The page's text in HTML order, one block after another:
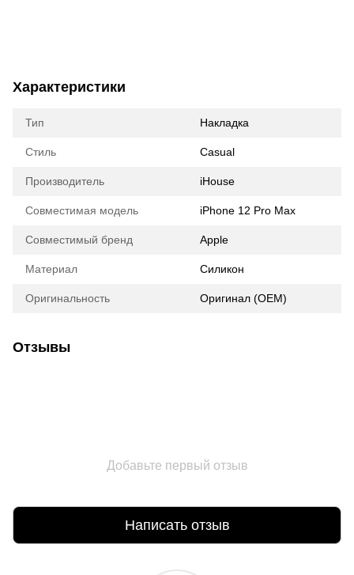
Характеристики
Тип Накладка
Стиль Casual
Производитель iHouse
Совместимая модель iPhone 12 Pro Max
Совместимый бренд Apple
Материал Силикон
Оригинальность Оригинал (ОЕМ)
Отзывы
Добавьте первый отзыв
Написать отзыв